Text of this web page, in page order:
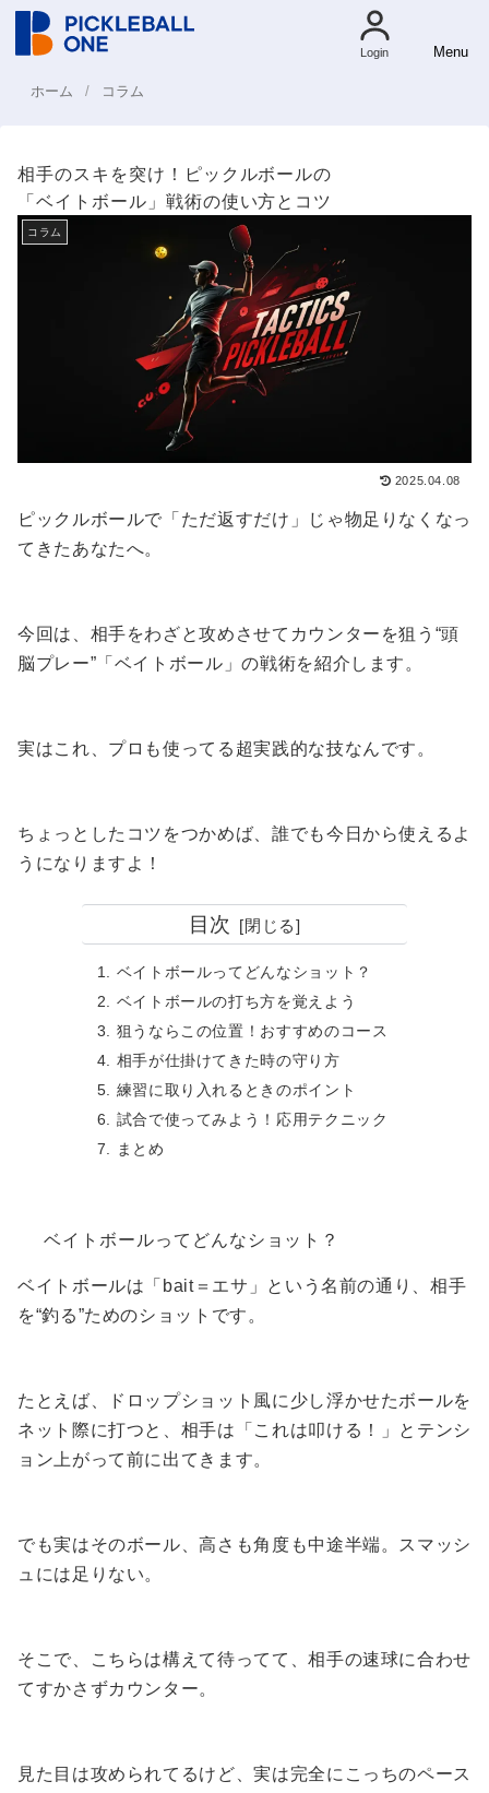
Menu
Login
ホーム コラム
相手のスキを突け！ピックルボールの
「ベイトボール」戦術の使い方とコツ
コラム
2025.04.08
ピックルボールで「ただ返すだけ」じゃ物足りなくなっ
てきたあなたへ。
今回は、相手をわざと攻めさせてカウンターを狙う“頭
脳プレー”「ベイトボール」の戦術を紹介します。
実はこれ、プロも使ってる超実践的な技なんです。
ちょっとしたコツをつかめば、誰でも今日から使えるよ
うになりますよ！
目次
ベイトボールってどんなショット？
ベイトボールの打ち方を覚えよう
狙うならこの位置！おすすめのコース
相手が仕掛けてきた時の守り方
練習に取り入れるときのポイント
試合で使ってみよう！応用テクニック
まとめ
ベイトボールってどんなショット？
ベイトボールは「bait＝エサ」という名前の通り、相手
を“釣る”ためのショットです。
たとえば、ドロップショット風に少し浮かせたボールを
ネット際に打つと、相手は「これは叩ける！」とテンシ
ョン上がって前に出てきます。
でも実はそのボール、高さも角度も中途半端。スマッシ
ュには足りない。
そこで、こちらは構えて待ってて、相手の速球に合わせ
てすかさずカウンター。
見た目は攻められてるけど、実は完全にこっちのペース